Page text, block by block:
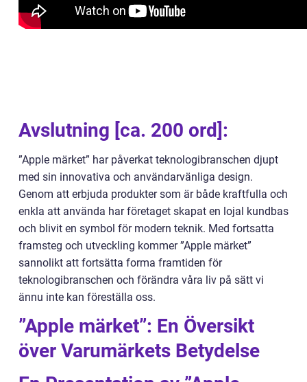
Avslutning [ca. 200 ord]:
”Apple märket” har påverkat teknologibranschen djupt
med sin innovativa och användarvänliga design.
Genom att erbjuda produkter som är både kraftfulla och
enkla att använda har företaget skapat en lojal kundbas
och blivit en symbol för modern teknik. Med fortsatta
framsteg och utveckling kommer ”Apple märket”
sannolikt att fortsätta forma framtiden för
teknologibranschen och förändra våra liv på sätt vi
ännu inte kan föreställa oss.
”Apple märket”: En Översikt
över Varumärkets Betydelse